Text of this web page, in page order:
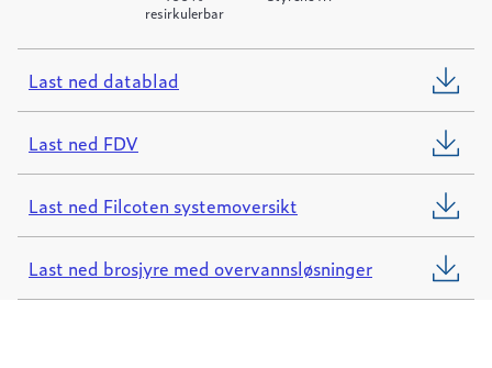
resirkulerbar
Last ned datablad
Last ned FDV
Last ned Filcoten systemoversikt
Last ned brosjyre med overvannsløsninger